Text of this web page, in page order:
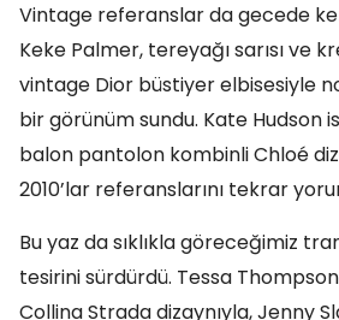
Vintage referanslar da gecede
Keke Palmer, tereyağı sarısı ve
vintage Dior büstiyer elbisesiyle
bir görünüm sundu. Kate Hudson
balon pantolon kombinli Chloé
2010’lar referanslarını tekrar
Bu yaz da sıklıkla göreceğimiz
tesirini sürdürdü. Tessa
Collina Strada dizaynıyla, Jenny